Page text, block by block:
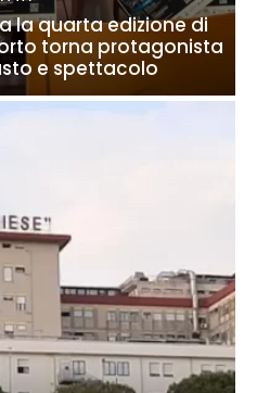
la quarta edizione di
torna protagonista
e spettacolo